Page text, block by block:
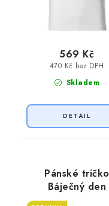
Skladem
470 Kč bez DPH
569 Kč
Pánské tričko
Báječný den